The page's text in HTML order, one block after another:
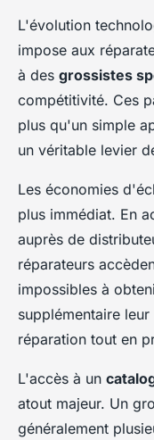
L'évolution
impose aux
à des grossistes
compétitivité. Ces
plus qu'un simple
un véritable levier
Les économies
plus immédiat. En
auprès de
réparateurs
impossibles à
supplémentaire
réparation tout en
L'accès à un
atout majeur. Un
généralement